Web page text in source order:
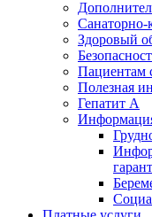
Санаторно-
Здоровый
Пациентам
Полезная
Гепатит А